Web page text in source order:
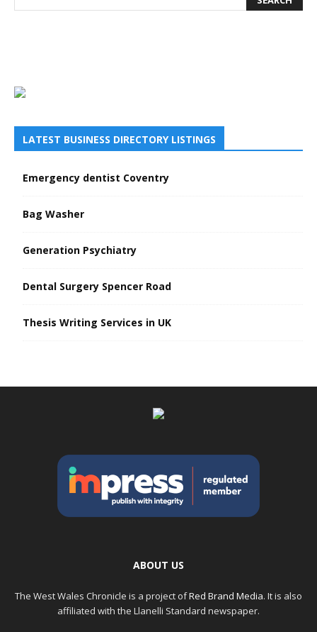
LATEST BUSINESS DIRECTORY LISTINGS
Emergency dentist Coventry
Bag Washer
Generation Psychiatry
Dental Surgery Spencer Road
Thesis Writing Services in UK
ABOUT US
The West Wales Chronicle is a project ofRed Brand Media. It is also
affiliated with the Llanelli Standard newspaper.